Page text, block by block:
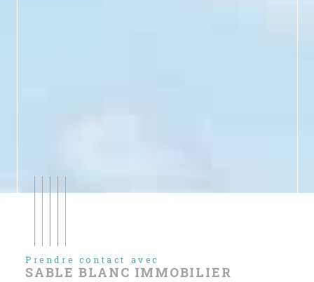
Prendre contact avec
SABLE BLANC IMMOBILIER